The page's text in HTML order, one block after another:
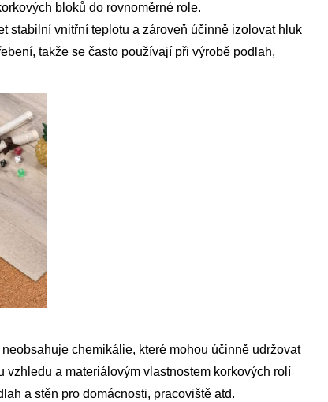
bloků do rovnoměrné role.
stabilní vnitřní teplotu a zároveň účinně izolovat hluk
takže se často používají při výrobě podlah,
chemikálie, které mohou účinně udržovat
a materiálovým vlastnostem korkových rolí
a stěn pro domácnosti, pracoviště atd.